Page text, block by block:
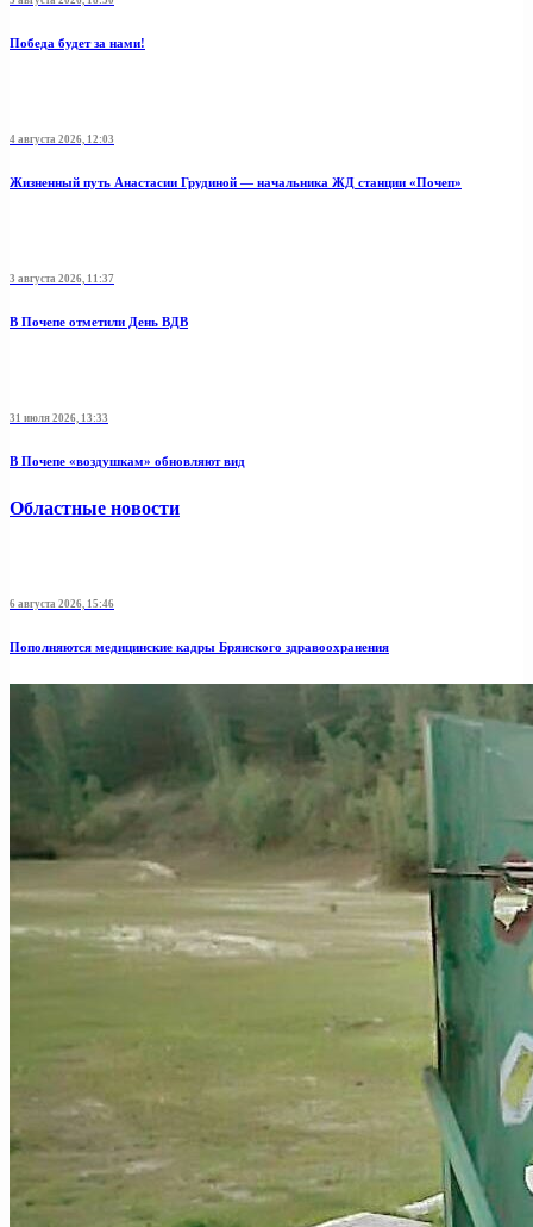
Победа будет за нами!
4 августа 2026, 12:03
Жизненный путь Анастасии Грудиной — начальника ЖД станции «Почеп»
3 августа 2026, 11:37
В Почепе отметили День ВДВ
31 июля 2026, 13:33
В Почепе «воздушкам» обновляют вид
Областные новости
6 августа 2026, 15:46
Пополняются медицинские кадры Брянского здравоохранения